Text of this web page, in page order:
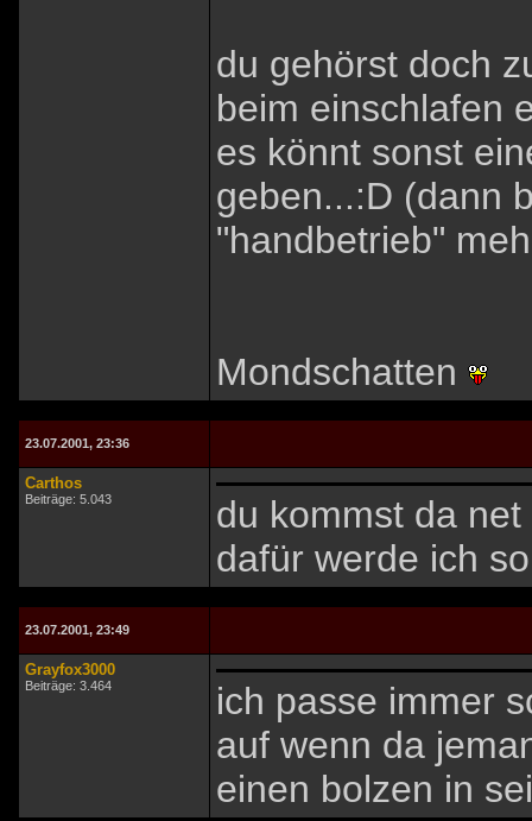
du gehörst doch
beim einschlafen
es könnt sonst
geben...:D (dann
"handbetrieb"
Mondschatten
23.07.2001, 23:36
Carthos
Beiträge: 5.043
du kommst da
dafür werde ich
23.07.2001, 23:49
Grayfox3000
Beiträge: 3.464
ich passe immer
auf wenn da
einen bolzen in